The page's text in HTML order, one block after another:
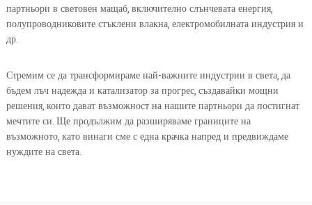
партньори в световен мащаб, включително слънчевата енергия,
полупроводниковите стъклени влакна, електромобилната индустрия и
др.
Стремим се да трансформираме най-важните индустрии в света, да
бъдем лъч надежда и катализатор за прогрес, създавайки мощни
решения, които дават възможност на нашите партньори да постигнат
мечтите си. Ще продължим да разширяваме границите на
възможното, като винаги сме с една крачка напред и предвиждаме
нуждите на света.